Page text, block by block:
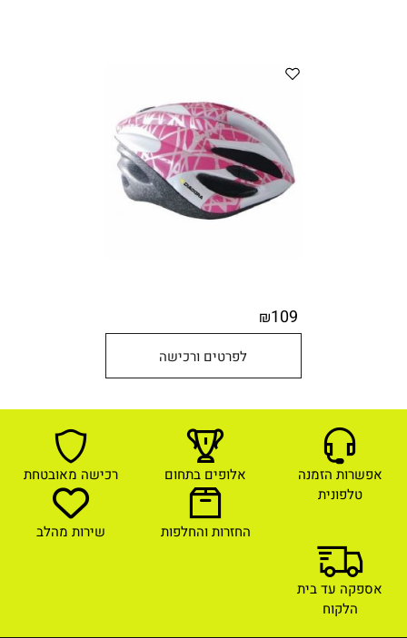
₪109
לפרטים ורכישה
אפשרות הזמנה
טלפונית
אלופים בתחום רכישה מאובטחת
החזרות והחלפות שירות מהלב
אספקה עד בית
הלקוח